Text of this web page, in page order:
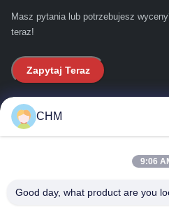
Masz pytania lub potrzebujesz
teraz!
Zapytaj Teraz
Szybkie linki
produkty
CHM
9:06
Good day, what product are you